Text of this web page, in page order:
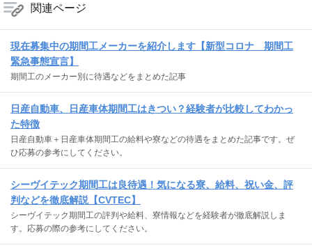
関連ページ
現在募集中の期間工メーカーを紹介します【新型コロナ 期間工
緊急事態宣言】
期間工のメーカー別に待遇などをまとめた記事
日産自動車、日産車体期間工はきつい？経験者が比較してわかっ
た特徴
日産自動車＋日産車体期間工の給料や寮などの待遇をまとめた記事です。ぜ
ひ応募の参考にしてください。
シーヴイテック期間工は良待遇！気になる寮、給料、祝い金、評
判などを徹底解説【CVTEC】
シーヴイテック期間工の評判や給料、寮情報などを経験者が徹底解説しま
す。応募の際の参考にしてください。